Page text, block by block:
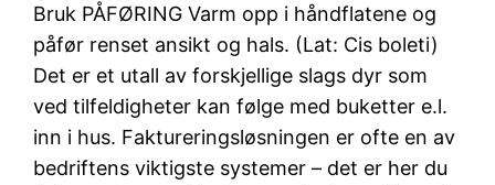
Bruk PÅFØRING Varm opp i håndflatene og
påfør renset ansikt og hals. (Lat: Cis boleti)
Det er et utall av forskjellige slags dyr som
ved tilfeldigheter kan følge med buketter e.l.
inn i hus. Faktureringsløsningen er ofte en av
bedriftens viktigste systemer – det er her du